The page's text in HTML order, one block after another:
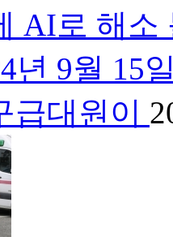
AI로 해소
년 9월 15
급대원이